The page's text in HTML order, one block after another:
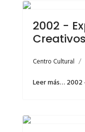
2002 -
Centro Cultural
Leer más… 2002